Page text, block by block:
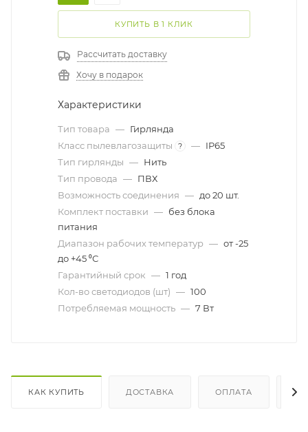
КУПИТЬ В 1 КЛИК
Рассчитать доставку
Хочу в подарок
Характеристики
Тип товара — Гирлянда
Класс пылевлагозащиты
? — IP65
Тип гирлянды — Нить
Тип провода — ПВХ
Возможность соединения — до 20 шт.
Комплект поставки — без блока
питания
Диапазон рабочих температур — от -25
до +45 ⁰С
Гарантийный срок — 1 год
Кол-во светодиодов (шт) — 100
Потребляемая мощность — 7 Вт
КАК КУПИТЬ ДОСТАВКА ОПЛАТА